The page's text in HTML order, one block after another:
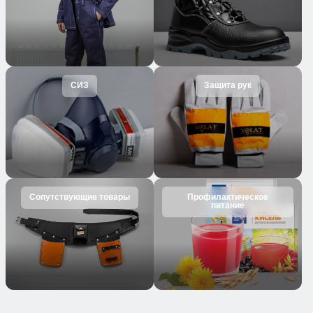
СИЗ Защита рук
Сопутствующие товары
Профилактическое
питание